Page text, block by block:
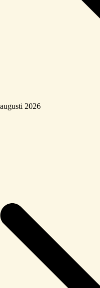
augusti 2026